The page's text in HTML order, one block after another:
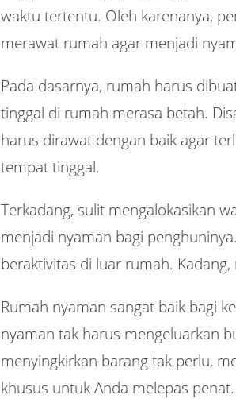
waktu tertentu. Oleh karenanya,
merawat rumah agar menjadi
Pada dasarnya, rumah harus
tinggal di rumah merasa betah.
harus dirawat dengan baik agar
tempat tinggal.
Terkadang, sulit mengalokasikan
menjadi nyaman bagi
beraktivitas di luar rumah.
Rumah nyaman sangat baik bagi
nyaman tak harus mengeluarkan
menyingkirkan barang tak perlu,
khusus untuk Anda melepas penat.